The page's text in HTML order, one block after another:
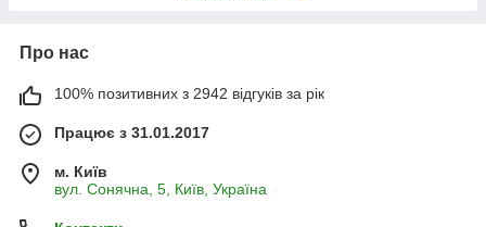
Про нас
100% позитивних з 2942 відгуків за рік
Працює з 31.01.2017
м. Київ
вул. Сонячна, 5, Київ, Україна